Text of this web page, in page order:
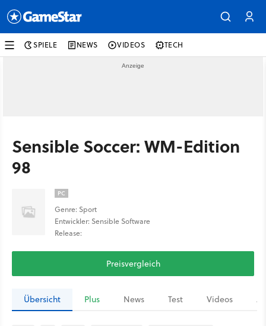
SPIELE NEWS VIDEOS TECH
Sensible Soccer: WM-Edition
98
PC
Genre: Sport
Entwickler: Sensible Software
Release:
Preisvergleich
Übersicht Plus News Test Videos